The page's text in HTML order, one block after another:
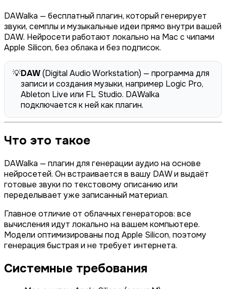
DAWalka — бесплатный плагин, который генерирует
звуки, семплы и музыкальные идеи прямо внутри вашей
DAW. Нейросети работают локально на Mac с чипами
Apple Silicon, без облака и без подписок.
💡DAW(Digital Audio Workstation) — программа для
записи и создания музыки, например Logic Pro,
Ableton Live или FL Studio. DAWalka
подключается к ней как плагин.
Что это такое
DAWalka — плагин для генерации аудио на основе
нейросетей. Он встраивается в вашу DAW и выдаёт
готовые звуки по текстовому описанию или
переделывает уже записанный материал.
Главное отличие от облачных генераторов: все
вычисления идут локально на вашем компьютере.
Модели оптимизированы под Apple Silicon, поэтому
генерация быстрая и не требует интернета.
Системные требования